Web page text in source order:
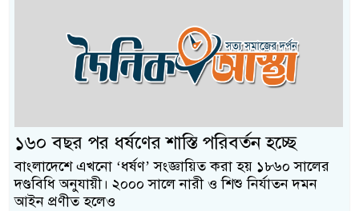
১৬০ বছর পর ধর্ষণের শাস্তি পরিবর্তন হচ্ছে
বাংলাদেশে এখনো ‘ধর্ষণ’ সংজ্ঞায়িত করা হয় ১৮৬০ সালের
দণ্ডবিধি অনুযায়ী। ২০০০ সালে নারী ও শিশু নির্যাতন দমন
আইন প্রণীত হলেও